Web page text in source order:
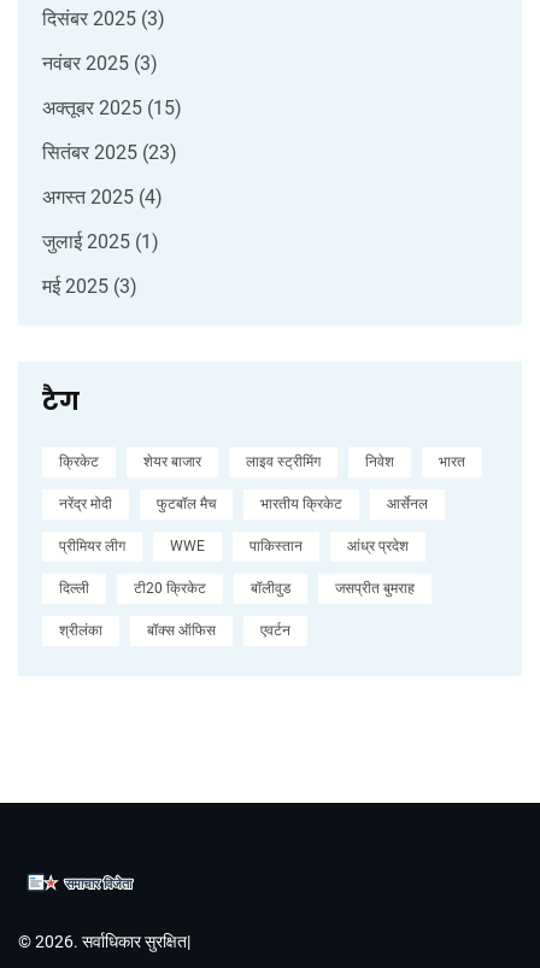
दिसंबर 2025 (3)
नवंबर 2025 (3)
अक्तूबर 2025 (15)
सितंबर 2025 (23)
अगस्त 2025 (4)
जुलाई 2025 (1)
मई 2025 (3)
टैग
क्रिकेट शेयर बाजार लाइव स्ट्रीमिंग निवेश भारत
नरेंद्र मोदी फुटबॉल मैच भारतीय क्रिकेट आर्सेनल
प्रीमियर लीग WWE पाकिस्तान आंध्र प्रदेश
दिल्ली टी20 क्रिकेट बॉलीवुड जसप्रीत बुमराह
श्रीलंका बॉक्स ऑफिस एवर्टन
© 2026. सर्वाधिकार सुरक्षित|